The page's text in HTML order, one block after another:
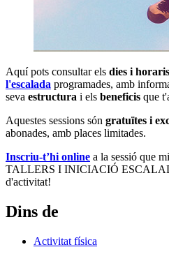
Aquí pots consultar els dies i horaris
l'escalada programades, amb
seva estructura i els beneficis que
Aquestes sessions són gratuïtes i
abonades, amb places limitades.
Inscriu-t’hi online a la sessió que
TALLERS I INICIACIÓ
d'activitat!
Dins de
Activitat física